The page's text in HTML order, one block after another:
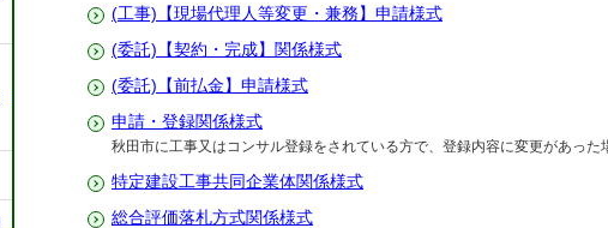
(工事)【現場代理人等変更・兼務】申請様式
(委託)【契約・完成】関係様式
(委託)【前払金】申請様式
申請・登録関係様式
秋田市に工事又はコンサル登録をされている方で、登録内容に変更があった
特定建設工事共同企業体関係様式
総合評価落札方式関係様式